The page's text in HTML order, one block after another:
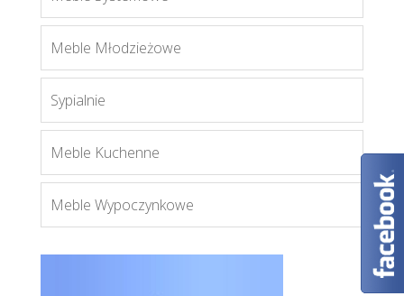
Meble Młodzieżowe
Sypialnie
Meble Kuchenne
Meble Wypoczynkowe